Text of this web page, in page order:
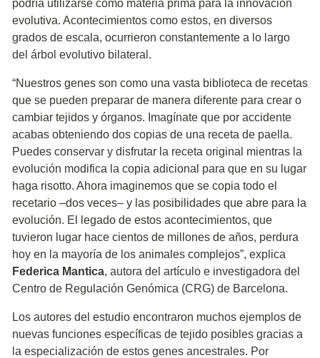
podría utilizarse como materia prima para la innovación
evolutiva. Acontecimientos como estos, en diversos
grados de escala, ocurrieron constantemente a lo largo
del árbol evolutivo bilateral.
“Nuestros genes son como una vasta biblioteca de recetas
que se pueden preparar de manera diferente para crear o
cambiar tejidos y órganos. Imagínate que por accidente
acabas obteniendo dos copias de una receta de paella.
Puedes conservar y disfrutar la receta original mientras la
evolución modifica la copia adicional para que en su lugar
haga risotto. Ahora imaginemos que se copia todo el
recetario –dos veces– y las posibilidades que abre para la
evolución. El legado de estos acontecimientos, que
tuvieron lugar hace cientos de millones de años, perdura
hoy en la mayoría de los animales complejos”, explica
Federica Mantica, autora del artículo e investigadora del
Centro de Regulación Genómica (CRG) de Barcelona.
Los autores del estudio encontraron muchos ejemplos de
nuevas funciones específicas de tejido posibles gracias a
la especialización de estos genes ancestrales. Por